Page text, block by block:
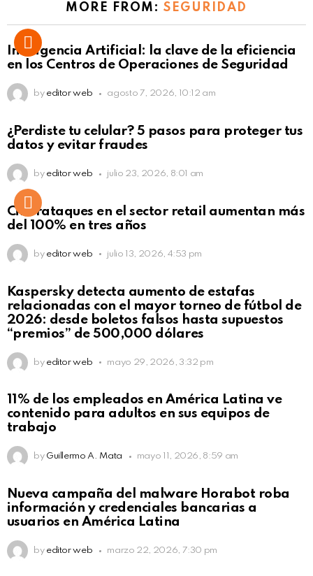
MORE FROM:SEGURIDAD
Inteligencia Artificial: la clave de la eficiencia
en los Centros de Operaciones de Seguridad
by editor web agosto 7, 2026, 10:12 am
¿Perdiste tu celular? 5 pasos para proteger tus
datos y evitar fraudes
by editor web julio 23, 2026, 8:01 am
Ciberataques en el sector retail aumentan más
del 100% en tres años
by editor web julio 13, 2026, 4:53 pm
Kaspersky detecta aumento de estafas
relacionadas con el mayor torneo de fútbol de
2026: desde boletos falsos hasta supuestos
“premios” de 500,000 dólares
by editor web mayo 29, 2026, 3:32 pm
11% de los empleados en América Latina ve
contenido para adultos en sus equipos de
trabajo
by Guillermo A. Mata mayo 11, 2026, 8:59 am
Nueva campaña del malware Horabot roba
información y credenciales bancarias a
usuarios en América Latina
by editor web marzo 22, 2026, 7:30 pm